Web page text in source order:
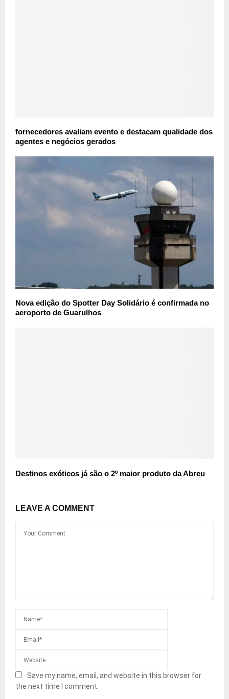
fornecedores avaliam evento e destacam qualidade dos
agentes e negócios gerados
Nova edição do Spotter Day Solidário é confirmada no
aeroporto de Guarulhos
Destinos exóticos já são o 2º maior produto da Abreu
LEAVE A COMMENT
Save my name, email, and website in this browser for
the next time I comment.